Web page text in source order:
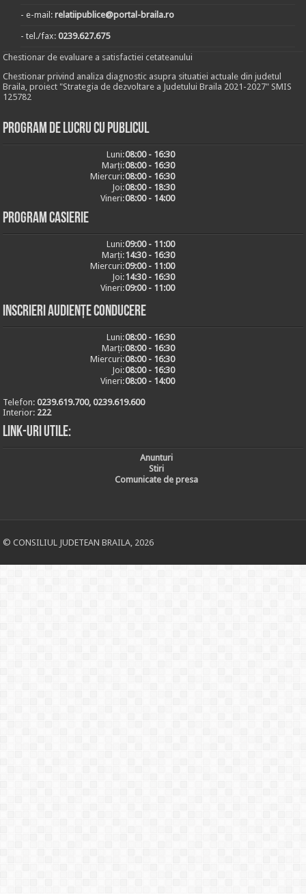
- e-mail:relatiipublice@portal-braila.ro
- tel./fax:0239.627.675
Chestionar de evaluare a satisfactiei cetateanului
Chestionar privind analiza diagnostic asupra situatiei actuale din judetul
Braila, proiect "Strategia de dezvoltare a Judetului Braila 2021-2027" SMIS
125782
Program de lucru cu publicul
Luni:08:00 - 16:30
Marți:08:00 - 16:30
Miercuri:08:00 - 16:30
Joi:08:00 - 18:30
Vineri:08:00 - 14:00
Program casierie
Luni:09:00 - 11:00
Marți:14:30 - 16:30
Miercuri:09:00 - 11:00
Joi:14:30 - 16:30
Vineri:09:00 - 11:00
Inscrieri audiențe conducere
Luni:08:00 - 16:30
Marți:08:00 - 16:30
Miercuri:08:00 - 16:30
Joi:08:00 - 16:30
Vineri:08:00 - 14:00
Telefon:0239.619.700, 0239.619.600
Interior: 222
Link-uri utile:
Anunturi
Stiri
Comunicate de presa
© CONSILIUL JUDETEAN BRAILA, 2026